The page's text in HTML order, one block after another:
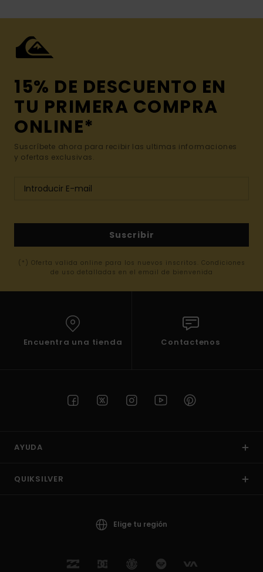
15% DE DESCUENTO EN
TU PRIMERA COMPRA
ONLINE*
Suscríbete ahora para recibir las ultimas informaciones
y ofertas exclusivas.
Suscribir
(*) Oferta valida online para los nuevos inscritos. Condiciones
de uso detalladas en el email de bienvenida
Encuentra una tienda Contactenos
AYUDA
QUIKSILVER
Elige tu región